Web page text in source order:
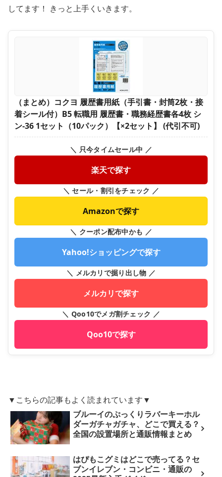
してます！ きっと上手くいきます。
（まとめ）コクヨ 履歴書用紙（手引書・封筒2枚・接
着シール付）B5 転職用 履歴書・職務経歴書各4枚 シ
ン-36 1セット（10パック）【×2セット】 (代引不可)
＼ 只今タイムセール中 ／
楽天で探す
＼ セール・割引をチェック ／
Amazonで探す
＼ クーポン配布中かも ／
Yahoo!ショッピングで探す
＼ メルカリで掘り出し物 ／
メルカリで探す
＼ Qoo10でメガ割チェック ／
Qoo10で探す
▼こちらの記事もよく読まれています▼
ブルーイのぷっくりラバーキーホル
ダーガチャガチャ、どこで買える？
全国の設置場所と通販情報まとめ
はぴもこグミはどこで売ってる？セ
ブンイレブン・コンビニ・通販の